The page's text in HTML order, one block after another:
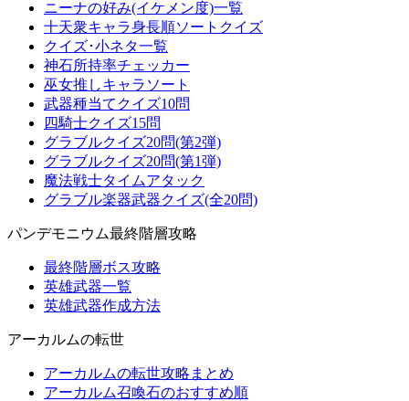
ニーナの好み(イケメン度)一覧
十天衆キャラ身長順ソートクイズ
クイズ･小ネタ一覧
神石所持率チェッカー
巫女推しキャラソート
武器種当てクイズ10問
四騎士クイズ15問
グラブルクイズ20問(第2弾)
グラブルクイズ20問(第1弾)
魔法戦士タイムアタック
グラブル楽器武器クイズ(全20問)
パンデモニウム最終階層攻略
最終階層ボス攻略
英雄武器一覧
英雄武器作成方法
アーカルムの転世
アーカルムの転世攻略まとめ
アーカルム召喚石のおすすめ順